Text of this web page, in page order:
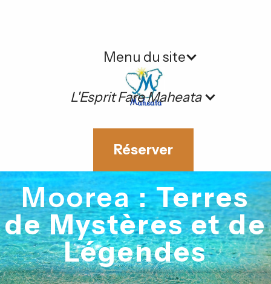
Menu du site
L'Esprit Fare Maheata
Réserver
Moorea :Terres
de Mystères et de
Légendes